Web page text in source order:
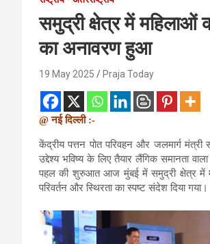
समुद्री क्षेत्र में महिलाओं
का अनावरण हुआ
19 May 2025 Praja Today
@ नई दिल्ली :-
केंद्रीय पत्तन पोत परिवहन और जलमार्ग मंत्री
उद्देश्य भविष्य के लिए तैयार लैंगिक समानता
पहल की शुरुआत आज मुंबई में समुद्री क्षेत्र में
परिवर्तन और स्थिरता का स्पष्ट संदेश दिया गया।